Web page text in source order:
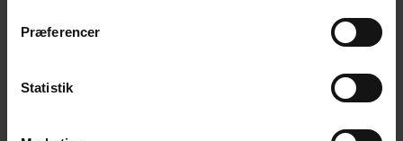
Præferencer
Statistik